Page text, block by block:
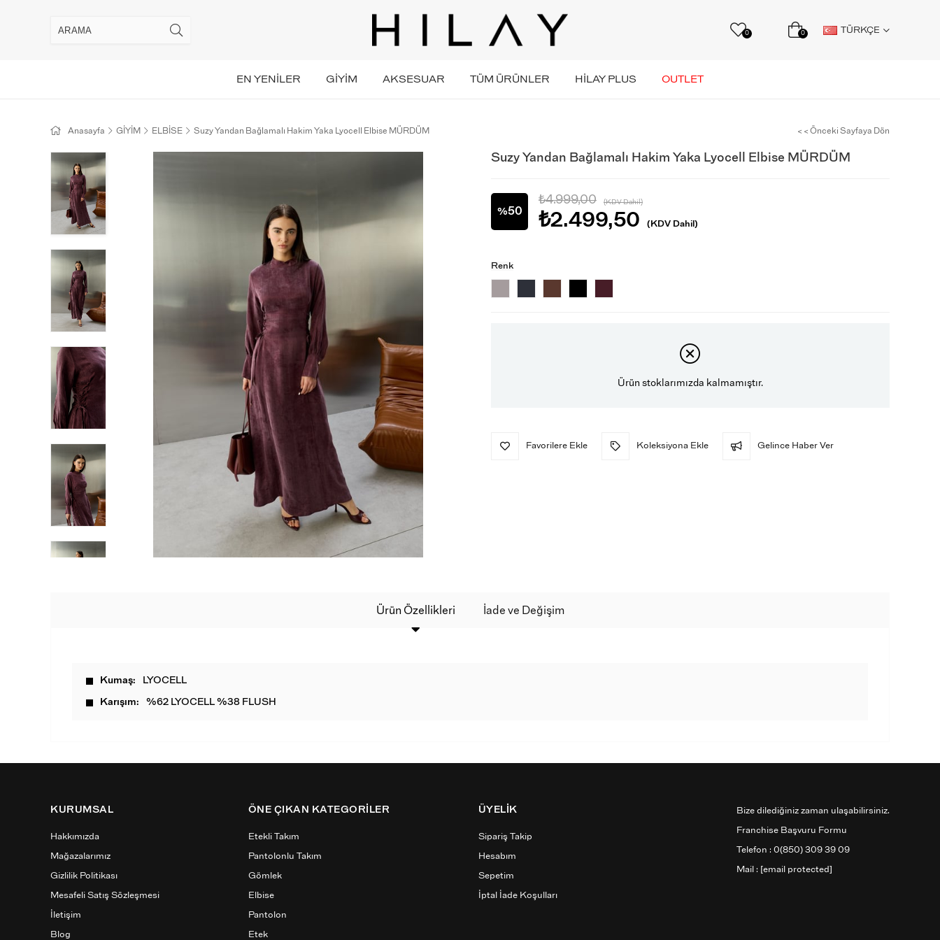
0 0 TÜRKÇE
EN YENİLER GİYİM AKSESUAR TÜM ÜRÜNLER HİLAY PLUS OUTLET
Anasayfa GİYİM ELBİSE Suzy Yandan Bağlamalı Hakim Yaka Lyocell Elbise MÜRDÜM < < Önceki Sayfaya Dön
Suzy Yandan Bağlamalı Hakim Yaka Lyocell Elbise MÜRDÜM
%50
₺4.999,00 (KDV Dahil)
₺2.499,50 (KDV Dahil)
Renk
Ürün stoklarımızda kalmamıştır.
Favorilere Ekle Koleksiyona Ekle Gelince Haber Ver
Ürün Özellikleri İade ve Değişim
Kumaş LYOCELL
Karışım %62 LYOCELL %38 FLUSH
KURUMSAL
Hakkımızda
Mağazalarımız
Gizlilik Politikası
Mesafeli Satış Sözleşmesi
İletişim
Blog
ÖNE ÇIKAN KATEGORİLER
Etekli Takım
Pantolonlu Takım
Gömlek
Elbise
Pantolon
Etek
ÜYELİK
Sipariş Takip
Hesabım
Sepetim
İptal İade Koşulları
Bize dilediğiniz zaman ulaşabilirsiniz.
Franchise Başvuru Formu
Telefon : 0(850) 309 39 09
Mail : [email protected]